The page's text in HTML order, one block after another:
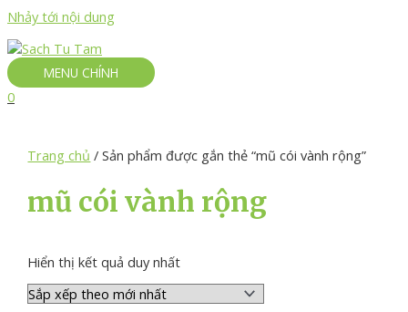
Nhảy tới nội dung
MENU CHÍNH
0
Trang chủ / Sản phẩm được gắn thẻ “mũ cói vành rộng”
mũ cói vành rộng
Hiển thị kết quả duy nhất